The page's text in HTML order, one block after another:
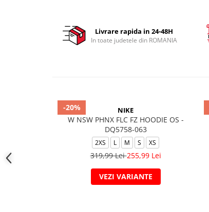
Livrare rapida in 24-48H
In toate judetele din ROMANIA
-20% NIKE
W NSW PHNX FLC FZ HOODIE OS -
DQ5758-063
2XS L M S XS
319,99 Lei255,99 Lei
VEZI VARIANTE